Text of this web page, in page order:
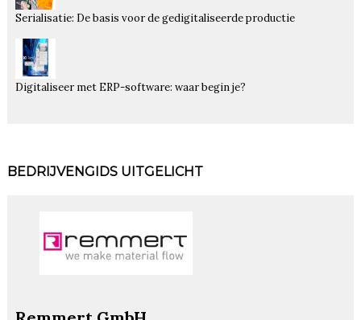
Serialisatie: De basis voor de gedigitaliseerde productie
Digitaliseer met ERP-software: waar begin je?
BEDRIJVENGIDS UITGELICHT